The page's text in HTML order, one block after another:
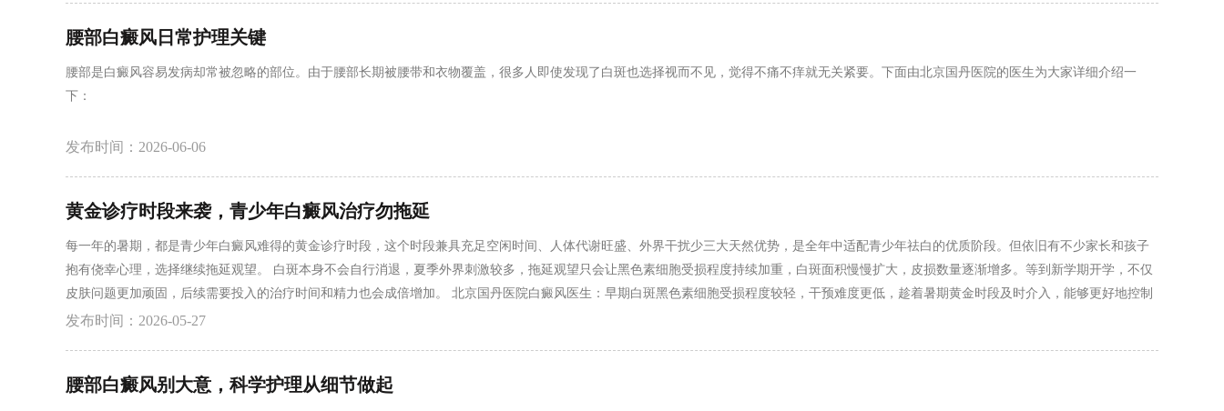
腰部白癜风日常护理关键
腰部是白癜风容易发病却常被忽略的部位。由于腰部长期被腰带和衣物覆盖，很多人即使发现了白斑也选择视而不见，觉得不痛不痒就无关紧要。下面由北京国丹医院的医生为大家详细介绍一
下：
发布时间：2026-06-06
黄金诊疗时段来袭，青少年白癜风治疗勿拖延
每一年的暑期，都是青少年白癜风难得的黄金诊疗时段，这个时段兼具充足空闲时间、人体代谢旺盛、外界干扰少三大天然优势，是全年中适配青少年祛白的优质阶段。但依旧有不少家长和孩子
抱有侥幸心理，选择继续拖延观望。 白斑本身不会自行消退，夏季外界刺激较多，拖延观望只会让黑色素细胞受损程度持续加重，白斑面积慢慢扩大，皮损数量逐渐增多。等到新学期开学，不仅
皮肤问题更加顽固，后续需要投入的治疗时间和精力也会成倍增加。 北京国丹医院白癜风医生：早期白斑黑色素细胞受损程度较轻，干预难度更低，趁着暑期黄金时段及时介入，能够更好地控制
皮损发展。拖延只会让皮肤问题变得更加顽固，增加后续调理难度。 北京国丹医院白癜风医生：黄金诊疗窗口有效期有限，切勿盲目拖延错失良机。趁着暑期窗口期及时开展科学诊疗，早干预、
发布时间：2026-05-27
腰部白癜风别大意，科学护理从细节做起